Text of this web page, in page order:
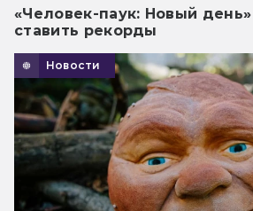
«Человек-паук: Новый
ставить рекорды
Новости